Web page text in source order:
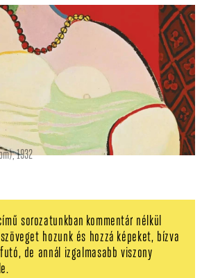
1932
sorozatunkban kommentár nélkül
hozunk és hozzá képeket, bízva
de annál izgalmasabb viszony